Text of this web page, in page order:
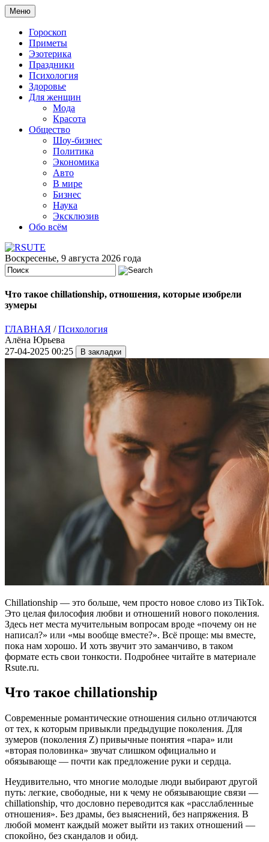
Меню
Гороскоп
Приметы
Эзотерика
Праздники
Психология
Здоровье
Для женщин
Мода
Красота
Общество
Шоу-бизнес
Политика
Экономика
Авто
В мире
Бизнес
Наука
Эксклюзив
Обо всём
Воскресенье, 9 августа 2026 года
Что такое chillationship, отношения, которые изобрели
зумеры
ГЛАВНАЯ /Психология
Алёна Юрьева
27-04-2025 00:25
Chillationship — это больше, чем просто новое слово из TikTok.
Это целая философия любви и отношений нового поколения.
Здесь нет места мучительным вопросам вроде «почему он не
написал?» или «мы вообще вместе?». Всё проще: мы вместе,
пока нам хорошо. И хоть звучит это заманчиво, в таком
формате есть свои тонкости. Подробнее читайте в материале
Rsute.ru.
Что такое chillationship
Современные романтические отношения сильно отличаются
от тех, к которым привыкли предыдущие поколения. Для
зумеров (поколения Z) привычные понятия «пара» или
«вторая половинка» звучат слишком официально и
обязывающе — почти как предложение руки и сердца.
Неудивительно, что многие молодые люди выбирают другой
путь: легкие, свободные, ни к чему не обязывающие связи —
chillationship, что дословно переводится как «расслабленные
отношения». Без драмы, без выяснений, без напряжения. В
любой момент каждый может выйти из таких отношений —
спокойно, без скандалов и обид.